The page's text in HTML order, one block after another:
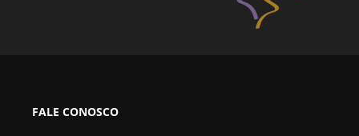
FALE CONOSCO